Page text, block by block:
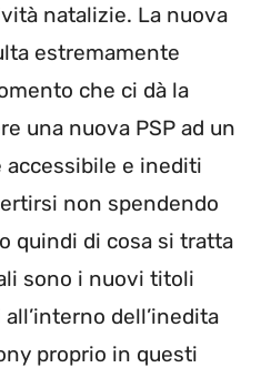
natalizie. La nuova
estremamente
che ci dà la
una nuova PSP ad un
e inediti
non spendendo
quindi di cosa si tratta
sono i nuovi titoli
dell’inedita
proprio in questi